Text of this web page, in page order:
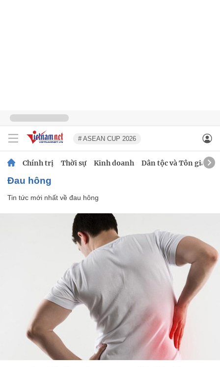
# ASEAN CUP 2026
Chính trị Thời sự Kinh doanh Dân tộc và Tôn giáo
đau hông
Tin tức mới nhất về đau hông